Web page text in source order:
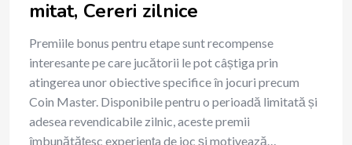
mitat, Cereri zilnice
Premiile bonus pentru etape sunt recompense
interesante pe care jucătorii le pot câștiga prin
atingerea unor obiective specifice în jocuri precum
Coin Master. Disponibile pentru o perioadă limitată și
adesea revendicabile zilnic, aceste premii
îmbunătățesc experiența de joc și motivează…